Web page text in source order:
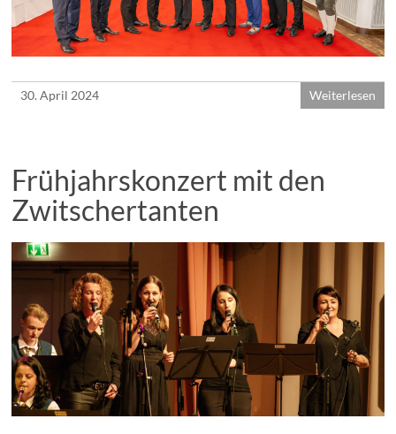
30. April 2024 Weiterlesen
Frühjahrskonzert mit den
Zwitschertanten